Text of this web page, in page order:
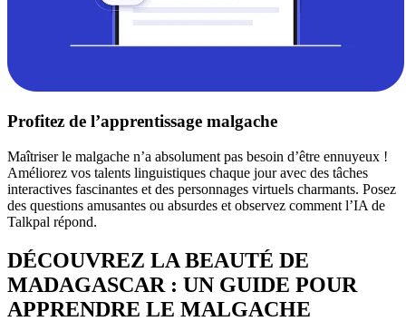
Profitez de l’apprentissage malgache
Maîtriser le malgache n’a absolument pas besoin d’être ennuyeux !
Améliorez vos talents linguistiques chaque jour avec des tâches
interactives fascinantes et des personnages virtuels charmants. Posez
des questions amusantes ou absurdes et observez comment l’IA de
Talkpal répond.
DÉCOUVREZ LA BEAUTÉ DE
MADAGASCAR : UN GUIDE POUR
APPRENDRE LE MALGACHE